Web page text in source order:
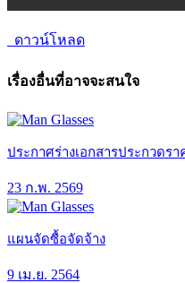
ดาวน์โหลด
เรื่องอื่นที่อาจจะสนใจ
ประกาศร่างเอกสารประกวด
23 ก.พ. 2569
แผนจัดซื้อจัดจ้าง
9 เม.ย. 2564